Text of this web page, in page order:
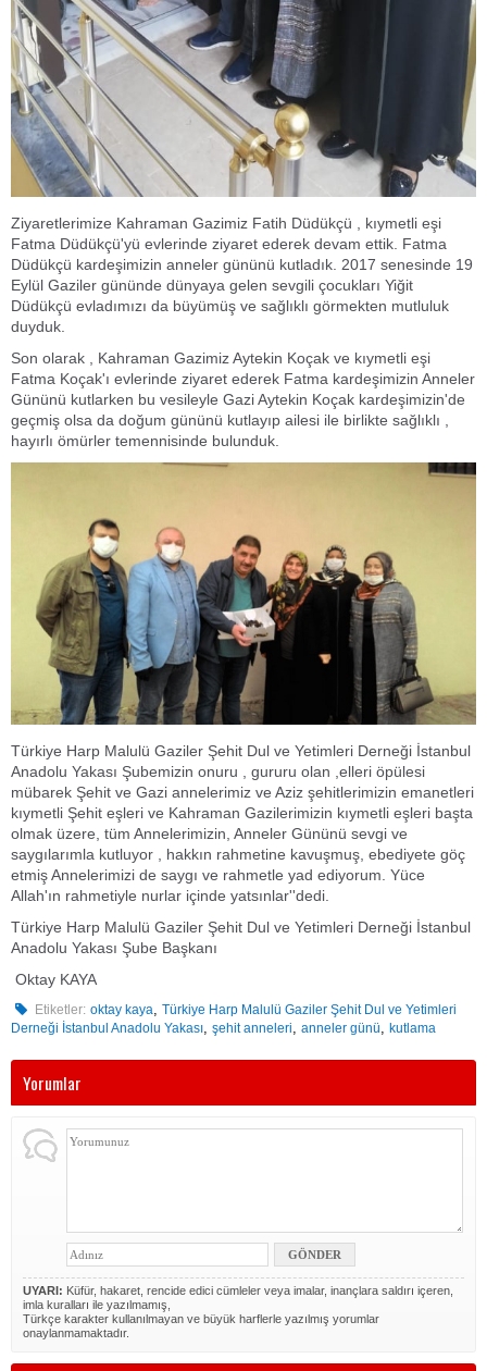
Ziyaretlerimize Kahraman Gazimiz Fatih Düdükçü , kıymetli eşi
Fatma Düdükçü'yü evlerinde ziyaret ederek devam ettik. Fatma
Düdükçü kardeşimizin anneler gününü kutladık. 2017 senesinde 19
Eylül Gaziler gününde dünyaya gelen sevgili çocukları Yiğit
Düdükçü evladımızı da büyümüş ve sağlıklı görmekten mutluluk
duyduk.
Son olarak , Kahraman Gazimiz Aytekin Koçak ve kıymetli eşi
Fatma Koçak'ı evlerinde ziyaret ederek Fatma kardeşimizin Anneler
Gününü kutlarken bu vesileyle Gazi Aytekin Koçak kardeşimizin'de
geçmiş olsa da doğum gününü kutlayıp ailesi ile birlikte sağlıklı ,
hayırlı ömürler temennisinde bulunduk.
Türkiye Harp Malulü Gaziler Şehit Dul ve Yetimleri Derneği İstanbul
Anadolu Yakası Şubemizin onuru , gururu olan ,elleri öpülesi
mübarek Şehit ve Gazi annelerimiz ve Aziz şehitlerimizin emanetleri
kıymetli Şehit eşleri ve Kahraman Gazilerimizin kıymetli eşleri başta
olmak üzere, tüm Annelerimizin, Anneler Gününü sevgi ve
saygılarımla kutluyor , hakkın rahmetine kavuşmuş, ebediyete göç
etmiş Annelerimizi de saygı ve rahmetle yad ediyorum. Yüce
Allah'ın rahmetiyle nurlar içinde yatsınlar''dedi.
Türkiye Harp Malulü Gaziler Şehit Dul ve Yetimleri Derneği İstanbul
Anadolu Yakası Şube Başkanı
Oktay KAYA
Etiketler: oktay kaya ,Türkiye Harp Malulü Gaziler Şehit Dul ve Yetimleri
Derneği İstanbul Anadolu Yakası şehit anneleri anneler günü kutlama
Yorumlar
UYARI: Küfür, hakaret, rencide edici cümleler veya imalar, inançlara saldırı içeren,
imla kuralları ile yazılmamış,
Türkçe karakter kullanılmayan ve büyük harflerle yazılmış yorumlar
onaylanmamaktadır.